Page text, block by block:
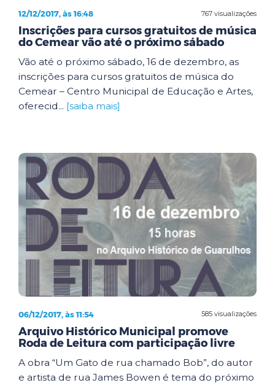
767 visualizações
12/12/2017, às 16:48
Inscrições para cursos gratuitos de música
do Cemear vão até o próximo sábado
Vão até o próximo sábado, 16 de dezembro, as
inscrições para cursos gratuitos de música do
Cemear – Centro Municipal de Educação e Artes,
oferecid... [saiba mais]
585 visualizações
06/12/2017, às 11:54
Arquivo Histórico Municipal promove
Roda de Leitura com participação livre
A obra “Um Gato de rua chamado Bob”, do autor
e artista de rua James Bowen é tema do próximo